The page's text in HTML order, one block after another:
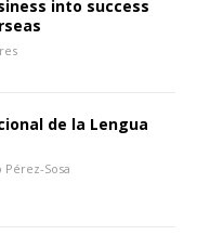
into success
de la Lengua
Pérez-Sosa